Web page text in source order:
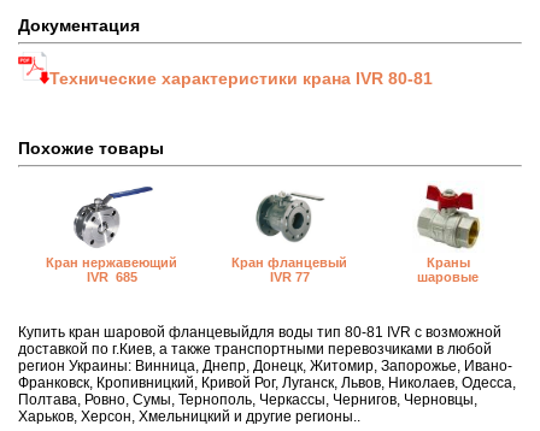
Документация
Технические характеристики крана IVR 80-81
Похожие товары
Кран нержавеющий
IVR 685
Кран фланцевый
IVR 77
Краны
шаровые
Купить кран шаровой фланцевыйдля воды тип 80-81 IVR с возможной
доставкой по г.Киев, а также транспортными перевозчиками в любой
регион Украины: Винница, Днепр, Донецк, Житомир, Запорожье, Ивано-
Франковск, Кропивницкий, Кривой Рог, Луганск, Львов, Николаев, Одесса,
Полтава, Ровно, Сумы, Тернополь, Черкассы, Чернигов, Черновцы,
Харьков, Херсон, Хмельницкий и другие регионы..